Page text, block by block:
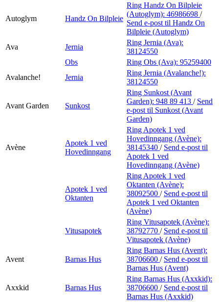
Autoglym Handz On Bilpleie
Ring Handz On Bilpleie
(Autoglym): 46986698 /
Send e-post til Handz On
Bilpleie (Autoglym)
Ava
Jernia
Ring Jernia (Ava):
38124550
Obs
Ring Obs (Ava): 95259400
Avalanche!
Jernia
Ring Jernia (Avalanche!):
38124550
Avant Garden Sunkost
Ring Sunkost (Avant
Garden): 948 89 413 / Send
e-post til Sunkost (Avant
Garden)
Avène
Apotek 1 ved
Hovedinngang
Ring Apotek 1 ved
Hovedinngang (Avène):
38145340 / Send e-post til
Apotek 1 ved
Hovedinngang (Avène)
Apotek 1 ved
Oktanten
Ring Apotek 1 ved
Oktanten (Avène):
38092500 / Send e-post til
Apotek 1 ved Oktanten
(Avène)
Vitusapotek
Ring Vitusapotek (Avène):
38792770 / Send e-post til
Vitusapotek (Avène)
Avent Barnas Hus
Ring Barnas Hus (Avent):
38706600 / Send e-post til
Barnas Hus (Avent)
Axxkid Barnas Hus
Ring Barnas Hus (Axxkid):
38706600 / Send e-post til
Barnas Hus (Axxkid)